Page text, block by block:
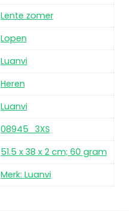
Lente zomer
Lopen
Luanvi
Heren
Luanvi
08945_3XS
51.5 x 38 x 2 cm; 60 gram
Merk: Luanvi